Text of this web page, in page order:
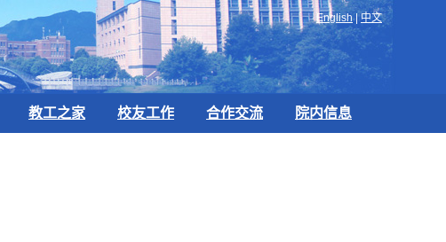
English|中文
教工之家 校友工作 合作交流 院内信息